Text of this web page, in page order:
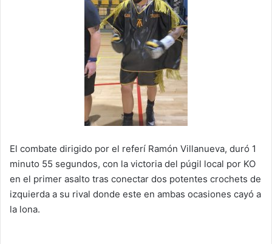
El combate dirigido por el referí Ramón Villanueva, duró 1
minuto 55 segundos, con la victoria del púgil local por KO
en el primer asalto tras conectar dos potentes crochets de
izquierda a su rival donde este en ambas ocasiones cayó a
la lona.